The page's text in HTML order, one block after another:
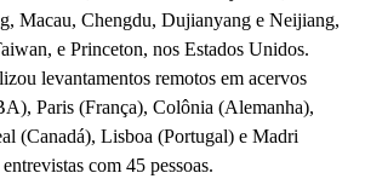
Macau, Chengdu, Dujianyang e Neijiang,
e Princeton, nos Estados Unidos.
levantamentos remotos em acervos
Paris (França), Colônia (Alemanha),
(Canadá), Lisboa (Portugal) e Madri
com 45 pessoas.